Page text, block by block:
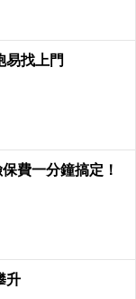
易找上門
費一分鐘搞定！
升